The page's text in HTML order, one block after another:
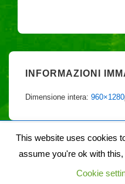
INFORMAZIONI
Dimensione intera: 960×1280
Copyright © 2026Noiegaia
This website uses cookies
assume you're ok with
Cookie